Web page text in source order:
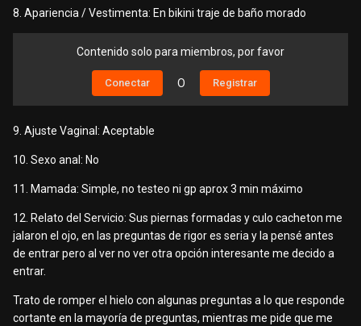
8. Apariencia / Vestimenta: En bikini traje de baño morado
Contenido solo para miembros, por favor
Conectar O Registrar
9. Ajuste Vaginal: Aceptable
10. Sexo anal: No
11. Mamada: Simple, no testeo ni gp aprox 3 min máximo
12. Relato del Servicio: Sus piernas formadas y culo cacheton me
jalaron el ojo, en las preguntas de rigor es seria y la pensé antes
de entrar pero al ver no ver otra opción interesante me decido a
entrar.
Trato de romper el hielo con algunas preguntas a lo que responde
cortante en la mayoría de preguntas, mientras me pide que me